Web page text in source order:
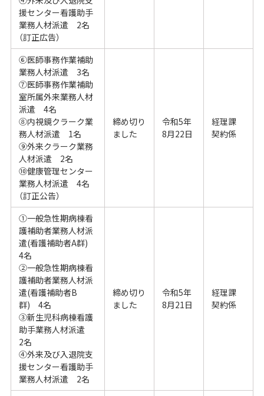
援センター看護助手
業務人材派遣 2名
（訂正広告）
⑥医師事務作業補助
業務人材派遣 3名
⑦医師事務作業補助
室所属外来業務人材
派遣 4名
⑧内視鏡クラーク業
務人材派遣 1名
⑨外来クラーク業務
人材派遣 2名
⑩健康管理センター
業務人材派遣 4名
（訂正公告）
締め切り
ました
令和5年
8月22日
経理課
契約係
①一般急性期病棟看
護補助者業務人材派
遣(看護補助者A群)
4名
②一般急性期病棟看
護補助者業務人材派
遣(看護補助者B
群) 4名
③新生児科病棟看護
助手業務人材派遣
2名
④外来及び入退院支
援センター看護助手
業務人材派遣 2名
締め切り
ました
令和5年
8月21日
経理課
契約係